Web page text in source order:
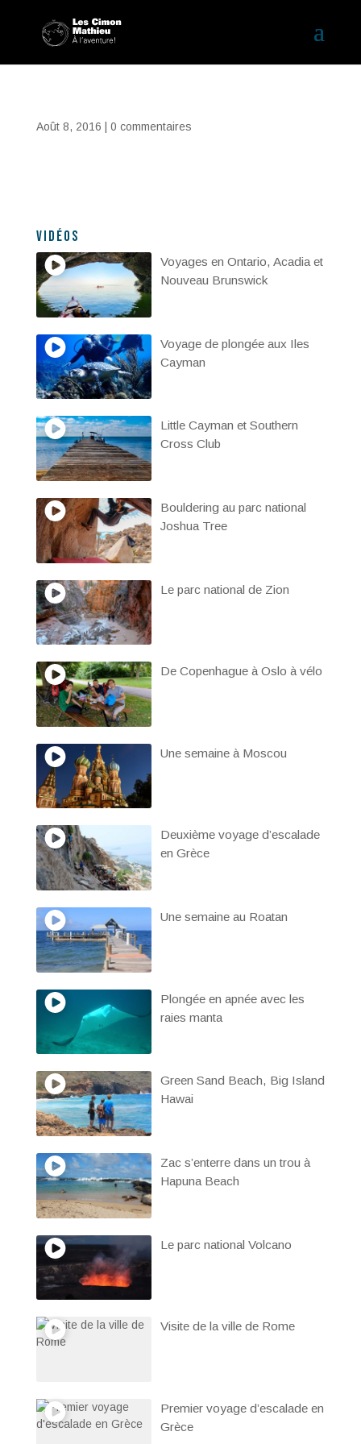
Août 8, 2016 0 commentaires
Vidéos
Voyages en Ontario, Acadia et
Nouveau Brunswick
Voyage de plongée aux Iles
Cayman
Little Cayman et Southern
Cross Club
Bouldering au parc national
Joshua Tree
Le parc national de Zion
De Copenhague à Oslo à vélo
Une semaine à Moscou
Deuxième voyage d’escalade
en Grèce
Une semaine au Roatan
Plongée en apnée avec les
raies manta
Green Sand Beach, Big Island
Hawai
Zac s’enterre dans un trou à
Hapuna Beach
Le parc national Volcano
Visite de la ville de Rome
Premier voyage d’escalade en
Grèce